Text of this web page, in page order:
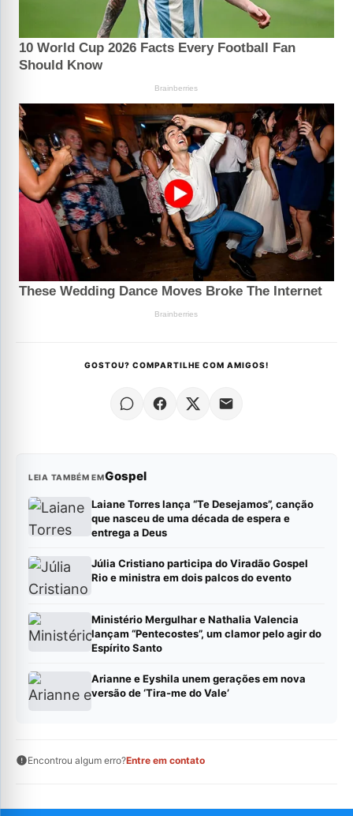
GOSTOU? COMPARTILHE COM AMIGOS!
LEIA TAMBÉM EMGospel
Laiane Torres lança “Te Desejamos”, canção
que nasceu de uma década de espera e
entrega a Deus
Júlia Cristiano participa do Viradão Gospel
Rio e ministra em dois palcos do evento
Ministério Mergulhar e Nathalia Valencia
lançam “Pentecostes”, um clamor pelo agir do
Espírito Santo
Arianne e Eyshila unem gerações em nova
versão de ‘Tira-me do Vale’
Encontrou algum erro?Entre em contato